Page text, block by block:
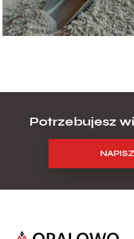
Potrzebujesz